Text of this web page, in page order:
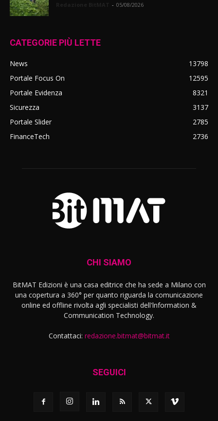
- 05/08/2026
CATEGORIE PIÙ LETTE
News
13798
Portale Focus On
12595
Portale Evidenza
8321
Sicurezza
3137
Portale Slider
2785
FinanceTech
2736
CHI SIAMO
BitMAT Edizioni è una casa editrice che ha sede a Milano con
una copertura a 360° per quanto riguarda la comunicazione
online ed offline rivolta agli specialisti dell'lnformation &
Communication Technology.
Contattaci: redazione.bitmat@bitmat.it
SEGUICI